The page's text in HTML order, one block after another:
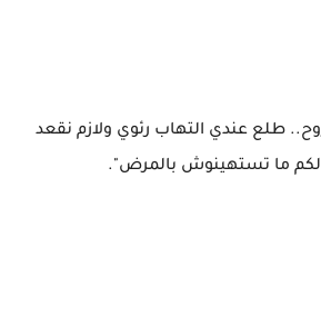
طلع عندي التهاب رئوي ولازم نقعد
ما تستهينوش بالمرض".